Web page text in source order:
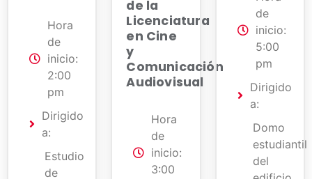
Hora
de
inicio:
2:00
pm
Dirigido
a:
Estudio
de
de la
Licenciatura
en Cine
y
Comunicación
Audiovisual
Hora
de
inicio:
3:00
de
inicio:
5:00
pm
Dirigido
a:
Domo
estudiantil
del